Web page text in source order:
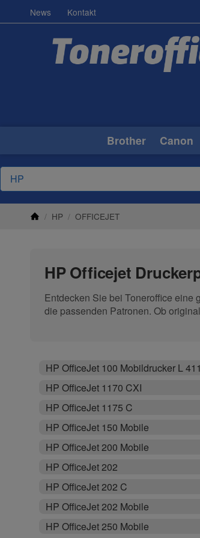
News Kontakt
Brother Canon
/ HP / OFFICEJET
HP Officejet
Entdecken Sie bei Toneroffice eine
die passenden Patronen. Ob
HP OfficeJet 100 Mobildrucker L
HP OfficeJet 1170 CXI
HP OfficeJet 1175 C
HP OfficeJet 150 Mobile
HP OfficeJet 200 Mobile
HP OfficeJet 202
HP OfficeJet 202 C
HP OfficeJet 202 Mobile
HP OfficeJet 250 Mobile